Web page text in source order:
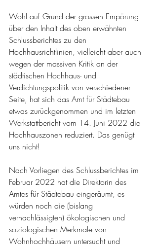
Wohl auf Grund der grossen Empörung
über den Inhalt des oben erwähnten
Schlussberichtes zu den
Hochhausrichtlinien, vielleicht aber auch
wegen der massiven Kritik an der
städtischen Hochhaus- und
Verdichtungspolitik von verschiedener
Seite, hat sich das Amt für Städtebau
etwas zurückgenommen und im letzten
Werkstattbericht vom 14. Juni 2022 die
Hochhauszonen reduziert. Das genügt
uns nicht!
Nach Vorliegen des Schlussberichtes im
Februar 2022 hat die Direktorin des
Amtes für Städtebau eingeräumt, es
würden noch die (bislang
vernachlässigten) ökologischen und
soziologischen Merkmale von
Wohnhochhäusern untersucht und